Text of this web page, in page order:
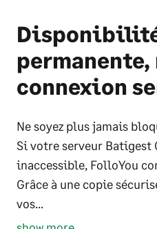
permanente,
connexion
Ne soyez plus jamais
Si votre serveur Batigest
inaccessible, FolloYou
Grâce à une copie
vos...